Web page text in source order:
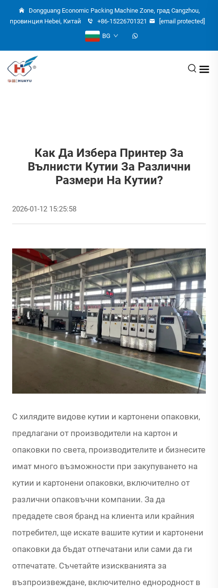
Dongguang Economic Packing Machine Zone, град Cangzhou,
провинция Hebei, Китай
+86-15226701321
[email protected]
BG
Как Да Избера Принтер За
Вълнисти Кутии За Различни
Размери На Кутии?
2026-01-12 15:25:58
С хилядите видове кутии и картонени опаковки,
предлагани от производители на картон и
опаковки по света, производителите и бизнесите
имат много възможности при закупуването на
кутии и картонени опаковки, включително от
различни опаковъчни компании. За да
предадете своя бранд на клиента или крайния
потребител, ще искате вашите кутии и картонени
опаковки да бъдат отпечатани или сами да ги
отпечатате. Съчетайте изискванията за
възпроизвеждане, включително еднородност в